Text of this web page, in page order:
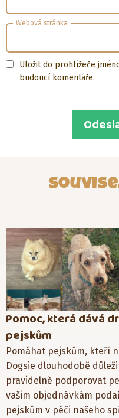
Webová stránka
Uložit do prohlížeče
budoucí komentáře.
Pomoc, která dává
pejskům
Pomáhat pejskům, kteří
Dogsie dlouhodobě
pravidelně podporovat
vašim objednávkám
pejskům v péči našeho